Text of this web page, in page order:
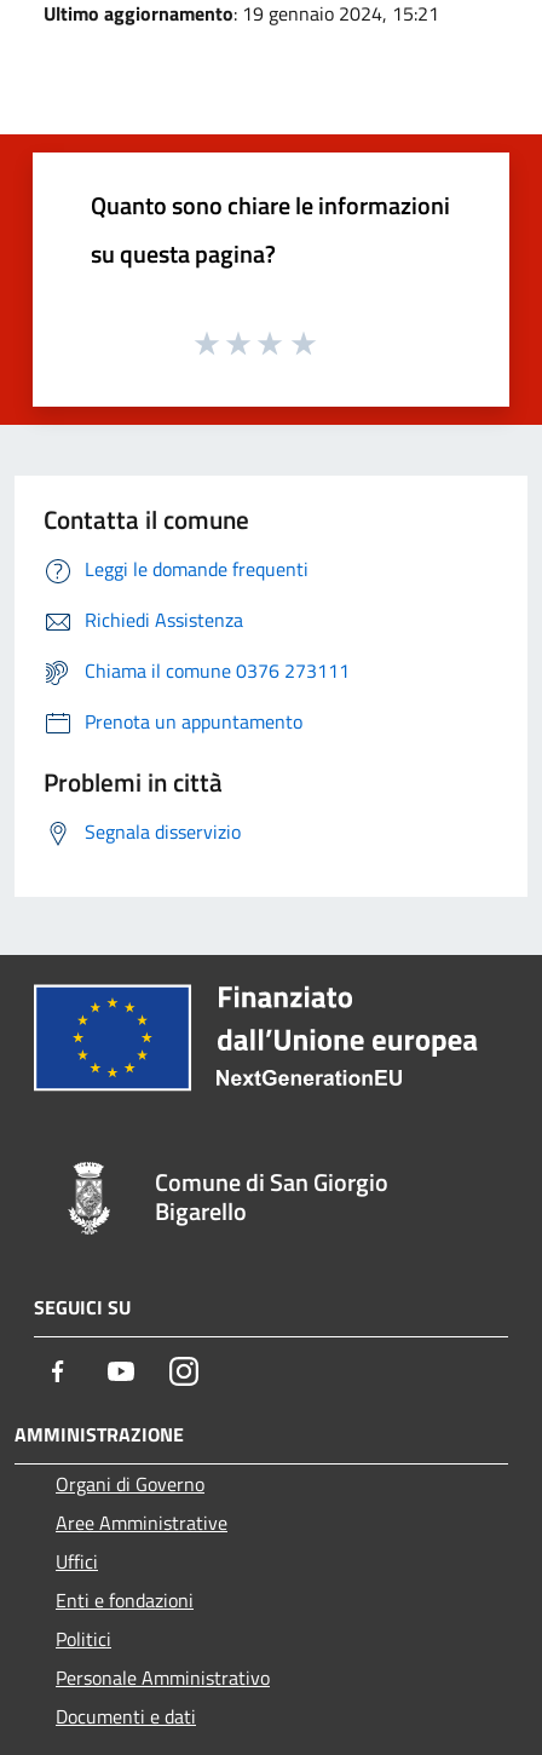
Ultimo aggiornamento: 19 gennaio 2024, 15:21
Quanto sono chiare le informazioni
su questa pagina?
Contatta il comune
Leggi le domande frequenti
Richiedi Assistenza
Chiama il comune 0376 273111
Prenota un appuntamento
Problemi in città
Segnala disservizio
Comune di San Giorgio
Bigarello
SEGUICI SU
Facebook YoutubeInstagram
AMMINISTRAZIONE
Organi di Governo
Aree Amministrative
Uffici
Enti e fondazioni
Politici
Personale Amministrativo
Documenti e dati